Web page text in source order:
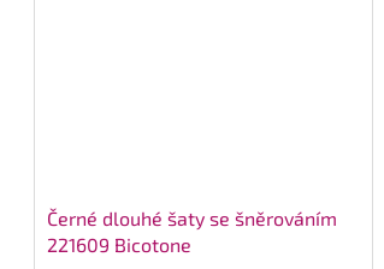
Černé dlouhé šaty se šněrováním
221609 Bicotone